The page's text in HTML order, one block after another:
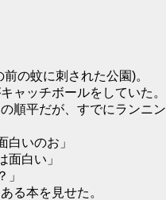
蚊に刺された公園)。
ッチボールをしていた。
平だが、すでにランニン
白いのお」
面白い」
」
本を見せた。